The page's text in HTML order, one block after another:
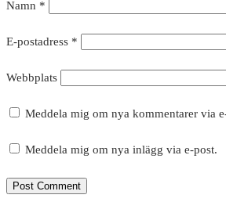
Namn *
E-postadress *
Webbplats
Meddela mig om nya kommentarer via
Meddela mig om nya inlägg via e-post.